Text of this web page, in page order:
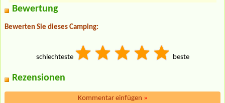
Bewertung
Bewerten Sie dieses Camping:
schlechteste beste
Rezensionen
Kommentar einfügen »